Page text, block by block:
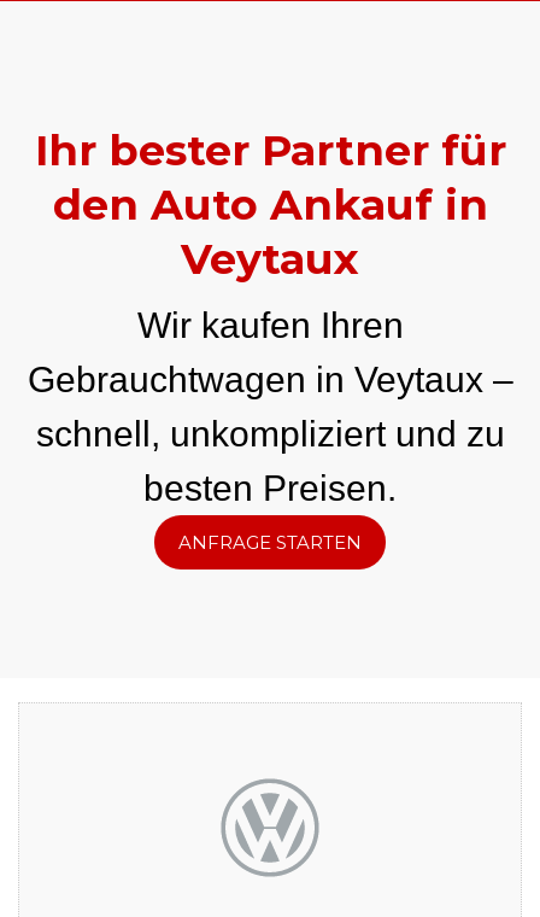
Ihr bester Partner für
den Auto Ankauf in
Veytaux
Wir kaufen Ihren
Gebrauchtwagen in Veytaux –
schnell, unkompliziert und zu
besten Preisen.
ANFRAGE STARTEN